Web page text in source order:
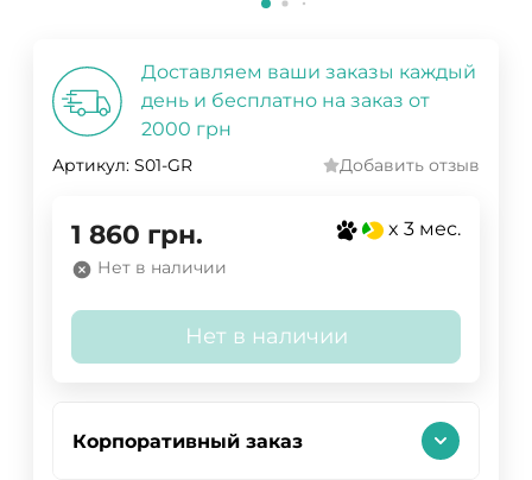
Доставляем ваши заказы каждый
день и бесплатно на заказ от
2000 грн
Артикул: S01-GR Добавить отзыв
1 860 грн. x 3 мес.
Нет в наличии
Нет в наличии
Корпоративный заказ